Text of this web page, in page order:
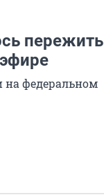
пережить
на федеральном